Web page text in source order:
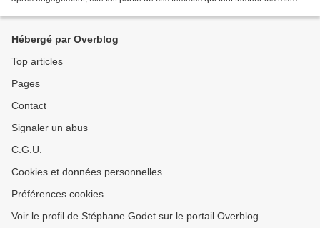
Hébergé par Overblog
Top articles
Pages
Contact
Signaler un abus
C.G.U.
Cookies et données personnelles
Préférences cookies
Voir le profil de Stéphane Godet sur le portail Overblog